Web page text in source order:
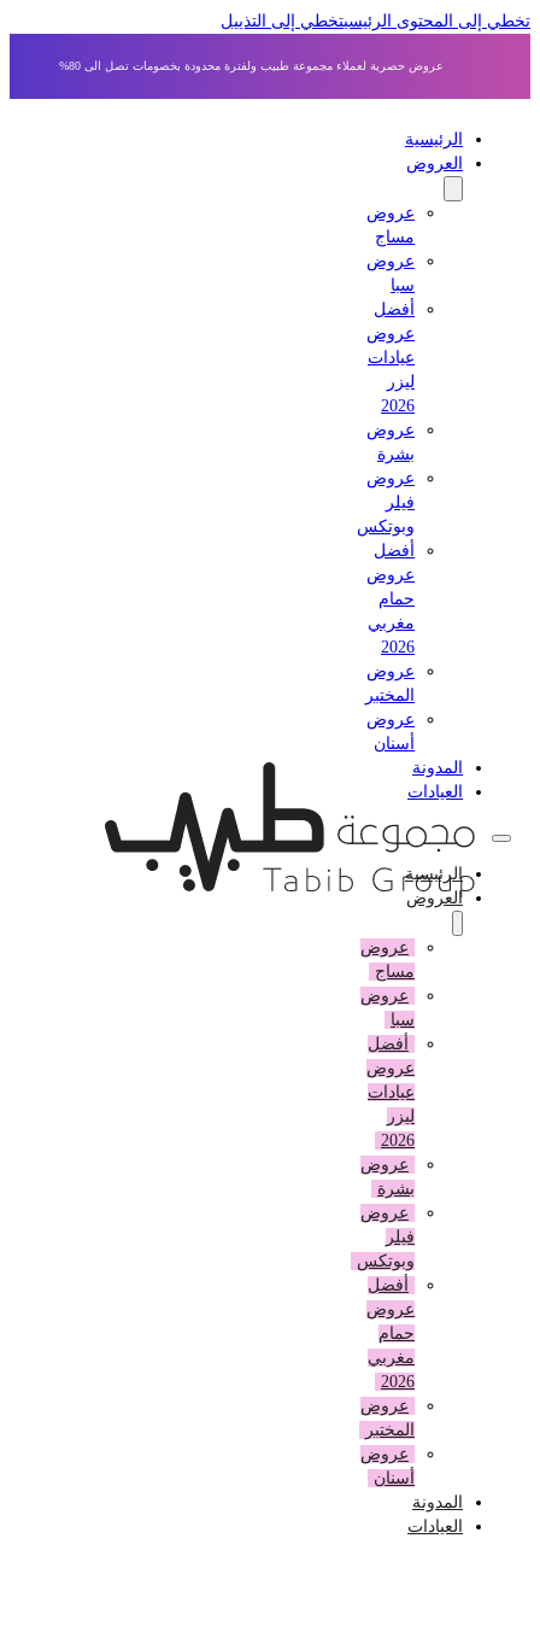
إلى المحتوى الرئيسي تخطي إلى التذييل
عروض حصرية لعملاء مجموعة طبيب ولفترة محدودة بخصومات تصل الى 80%
الرئيسية
العروض
عروض
مساج
عروض
أفضل
عروض
عيادات
عروض
بشرة
عروض
وبوتكس
أفضل
عروض
حمام
مغربي
عروض
المختبر
عروض
أسنان
المدونة
العيادات
الرئيسية
العروض
عروض
مساج
عروض
أفضل
عروض
عيادات
عروض
بشرة
عروض
وبوتكس
أفضل
عروض
حمام
مغربي
عروض
المختبر
عروض
أسنان
المدونة
العيادات